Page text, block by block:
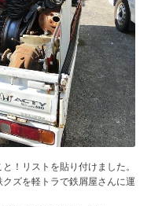
！リストを貼り付けました。
ズを軽トラで鉄屑屋さんに運